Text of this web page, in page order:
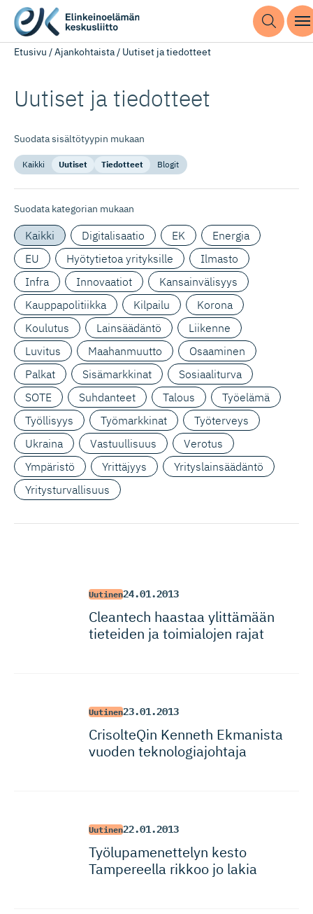
Etusivu /Ajankohtaista/ Uutiset ja tiedotteet
Uutiset ja tiedotteet
Suodata sisältötyypin mukaan
Kaikki Uutiset Tiedotteet Blogit
Suodata kategorian mukaan
Kaikki Digitalisaatio EK
Energia
EU
Hyötytietoa yrityksille
Ilmasto
Infra
Innovaatiot
Kansainvälisyys
Kauppapolitiikka
Kilpailu
Korona
Koulutus
Lainsäädäntö
Liikenne
Luvitus
Maahanmuutto
Osaaminen
Palkat
Sisämarkkinat
Sosiaaliturva
SOTE
Suhdanteet Talous
Työelämä
Työllisyys
Työmarkkinat
Työterveys
Ukraina
Vastuullisuus
Verotus
Ympäristö
Yrittäjyys
Yrityslainsäädäntö
Yritysturvallisuus
Uutinen24.01.2013
Cleantech haastaa ylittämään
tieteiden ja toimialojen rajat
Uutinen23.01.2013
CrisolteQin Kenneth Ekmanista
vuoden teknologia­johtaja
Uutinen22.01.2013
Työlupame­nettelyn kesto
Tampereella rikkoo jo lakia